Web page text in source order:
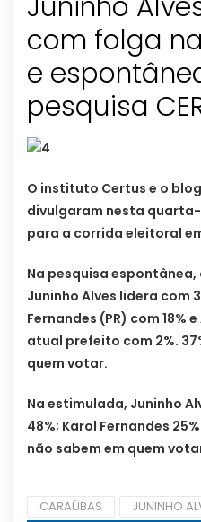
com folga
e
pesquisa
O instituto Certus e o
divulgaram nesta
para a corrida eleitoral
Na pesquisa espontânea,
Juninho Alves lidera com
Fernandes (PR) com 18%
atual prefeito com 2%.
quem votar.
Na estimulada, Juninho
48%; Karol Fernandes
não sabem em quem
CARAÚBAS JUNINHO